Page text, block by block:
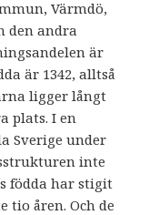
Värmdö,
den andra
är
är 1342, alltså
ligger långt
plats. I en
Sverige under
inte
födda har stigit
tio åren. Och de